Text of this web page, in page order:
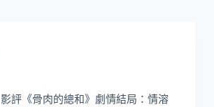
影評《骨肉的總和》劇情結局：情溶